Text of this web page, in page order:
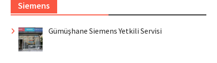
Siemens
Gümüşhane Siemens Yetkili Servisi